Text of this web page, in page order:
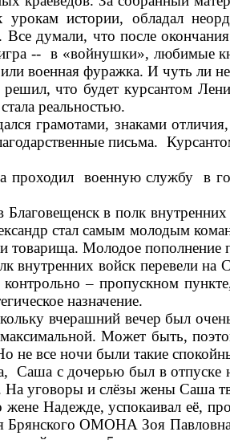
истории, обладал
Все думали, что после
-- в «войнушки», любимые
военная фуражка. И чуть ли
что будет курсантом
реальностью.
знаками отличия,
письма.
военную службу в
в полк внутренних
стал самым молодым
товарища. Молодое пополнение
войск перевели на
– пропускном
назначение.
вчерашний вечер был
Может быть,
не все ночи были такие
с дочерью был в отпуске
На уговоры и слёзы жены Саша
Надежде, успокаивал её,
Брянского ОМОНА Зоя